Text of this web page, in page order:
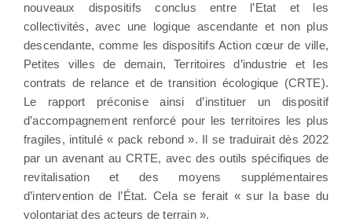
nouveaux dispositifs conclus entre l’Etat et les
collectivités, avec une logique ascendante et non plus
descendante, comme les dispositifs Action cœur de ville,
Petites villes de demain, Territoires d’industrie et les
contrats de relance et de transition écologique (CRTE).
Le rapport préconise ainsi d’instituer un dispositif
d’accompagnement renforcé pour les territoires les plus
fragiles, intitulé « pack rebond ». Il se traduirait dès 2022
par un avenant au CRTE, avec des outils spécifiques de
revitalisation et des moyens supplémentaires
d’intervention de l’État. Cela se ferait « sur la base du
volontariat des acteurs de terrain ».